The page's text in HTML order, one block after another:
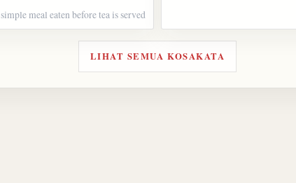
simple meal eaten before tea is served
LIHAT SEMUA KOSAKATA